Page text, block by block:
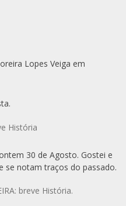
Lopes Veiga em
História
30 de Agosto. Gostei e
se notam traços do passado.
breve História.